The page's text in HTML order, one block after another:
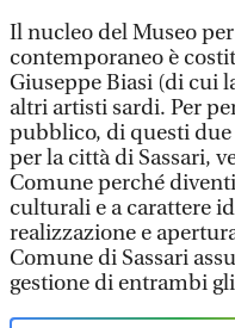
Il nucleo del Museo
contemporaneo è
Giuseppe Biasi (di cui
altri artisti sardi. Per
pubblico, di questi
per la città di Sassari,
Comune perché
culturali e a carattere
realizzazione e
Comune di Sassari
gestione di entrambi